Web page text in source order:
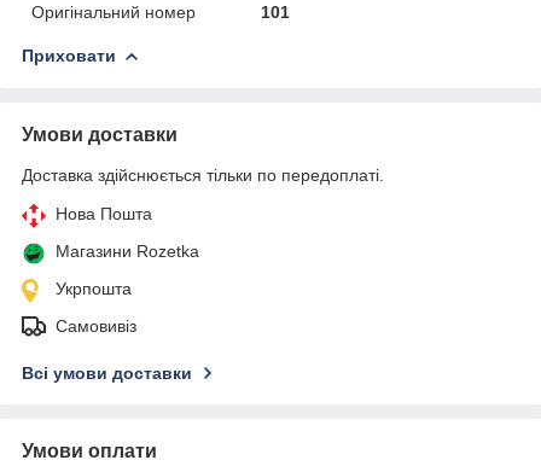
Оригінальний номер
101
Приховати
Умови доставки
Доставка здійснюється тільки по передоплаті.
Нова Пошта
Магазини Rozetka
Укрпошта
Самовивіз
Всі умови доставки
Умови оплати